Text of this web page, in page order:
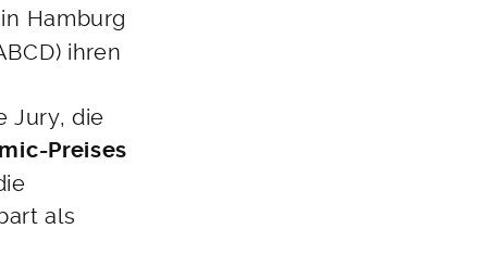
Hamburg
ihren
Jury, die
Preises
als